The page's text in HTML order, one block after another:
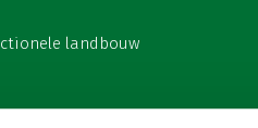
landbouw